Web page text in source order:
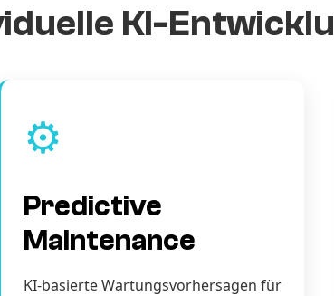
KI-
⚙️
Predictive
Maintenance
KI-basierte Wartungsvorhersagen für